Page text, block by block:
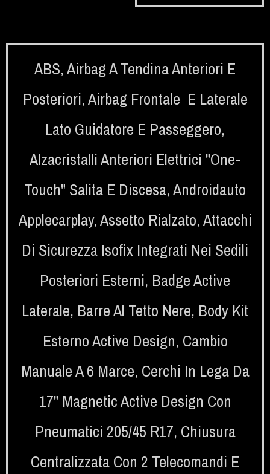
ABS,Airbag A Tendina Anteriori E
Posteriori,Airbag Frontale E Laterale
Lato Guidatore E Passeggero,
Alzacristalli Anteriori Elettrici "one-
Touch" Salita E Discesa,Androidauto
Applecarplay,Assetto Rialzato,Attacchi
Di Sicurezza Isofix Integrati Nei Sedili
Posteriori Esterni, Badge Active
Laterale, Barre Al Tetto Nere, Body Kit
Esterno Active Design, Cambio
Manuale A 6 Marce, Cerchi In Lega Da
17" Magnetic Active Design Con
Pneumatici 205/45 R17, Chiusura
Centralizzata Con 2 Telecomandi E